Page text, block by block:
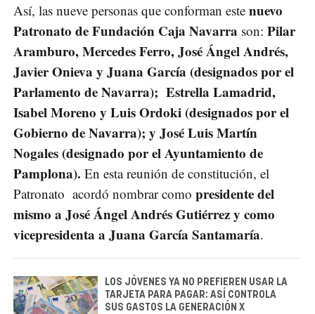
Así, las nueve personas que conforman este nuevo
Patronato de Fundación Caja Navarra son: Pilar
Aramburo, Mercedes Ferro, José Ángel Andrés,
Javier Onieva y Juana García (designados por el
Parlamento de Navarra); Estrella Lamadrid,
Isabel Moreno y Luis Ordoki (designados por el
Gobierno de Navarra); y José Luis Martín
Nogales (designado por el Ayuntamiento de
Pamplona). En esta reunión de constitución, el
Patronato acordó nombrar como presidente del
mismo a José Ángel Andrés Gutiérrez y como
vicepresidenta a Juana García Santamaría.
LOS JÓVENES YA NO PREFIEREN USAR LA
TARJETA PARA PAGAR: ASÍ CONTROLA
SUS GASTOS LA GENERACIÓN X